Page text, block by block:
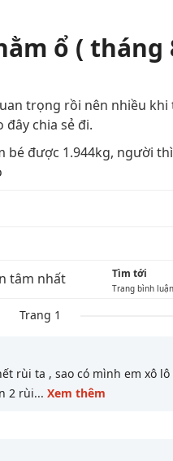
ổ ( tháng
trọng rồi nên nhiều khi
đây chia sẻ đi.
bé được 1.944kg, người
tâm nhất Tìm tới
Trang bình luận
Trang 1
rùi ta , sao có mình em xô
2 rùi... Xem thêm